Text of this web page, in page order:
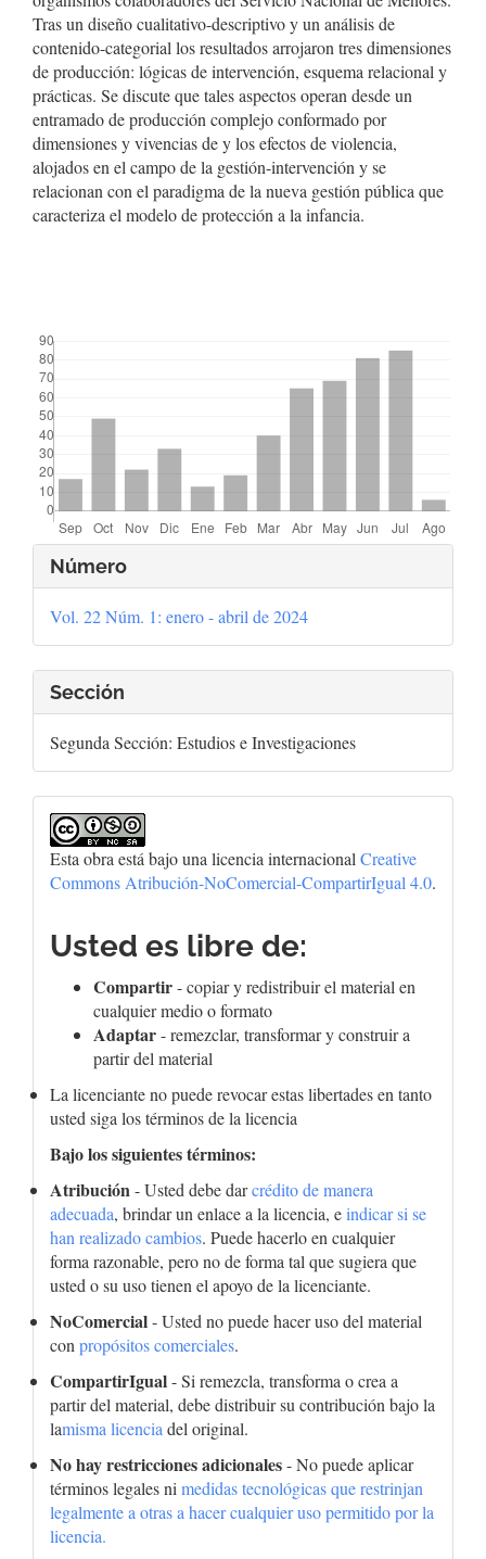
Tras un diseño cualitativo-descriptivo y un análisis de
contenido-categorial los resultados arrojaron tres dimensiones
de producción: lógicas de intervención, esquema relacional y
prácticas. Se discute que tales aspectos operan desde un
entramado de producción complejo conformado por
dimensiones y vivencias de y los efectos de violencia,
alojados en el campo de la gestión-intervención y se
relacionan con el paradigma de la nueva gestión pública que
caracteriza el modelo de protección a la infancia.
Detalles
del
artículo
Número
Vol. 22 Núm. 1: enero - abril de 2024
Sección
Segunda Sección: Estudios e Investigaciones
Esta obra está bajo una licencia internacional Creative
Commons Atribución-NoComercial-CompartirIgual 4.0.
Usted es libre de:
Compartir- copiar y redistribuir el material en
cualquier medio o formato
Adaptar- remezclar, transformar y construir a
partir del material
La licenciante no puede revocar estas libertades en tanto
usted siga los términos de la licencia
Bajo los siguientes términos:
Atribución- Usted debe darcrédito de manera
adecuada, brindar un enlace a la licencia, eindicar si se
han realizado cambios. Puede hacerlo en cualquier
forma razonable, pero no de forma tal que sugiera que
usted o su uso tienen el apoyo de la licenciante.
NoComercial- Usted no puede hacer uso del material
con propósitos comerciales.
CompartirIgual- Si remezcla, transforma o crea a
partir del material, debe distribuir su contribución bajo la
lamisma licencia del original.
No hay restricciones adicionales- No puede aplicar
términos legales ni medidas tecnológicas que restrinjan
legalmente a otras a hacer cualquier uso permitido por la
licencia.